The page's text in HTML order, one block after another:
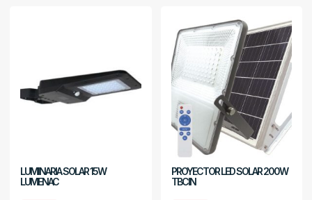
LUMINARIA SOLAR 15W
LUMENAC
PROYECTOR LED SOLAR 200W
TBCIN